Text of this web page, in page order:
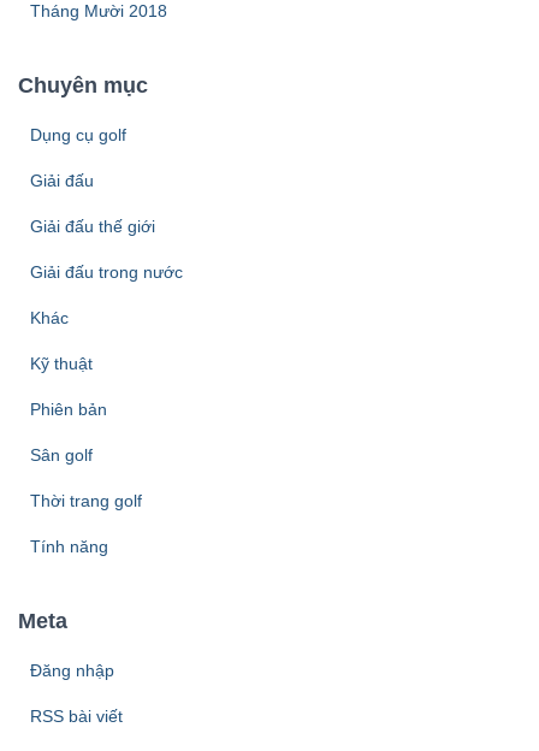
Tháng Mười 2018
Chuyên mục
Dụng cụ golf
Giải đấu
Giải đấu thế giới
Giải đấu trong nước
Khác
Kỹ thuật
Phiên bản
Sân golf
Thời trang golf
Tính năng
Meta
Đăng nhập
RSS bài viết